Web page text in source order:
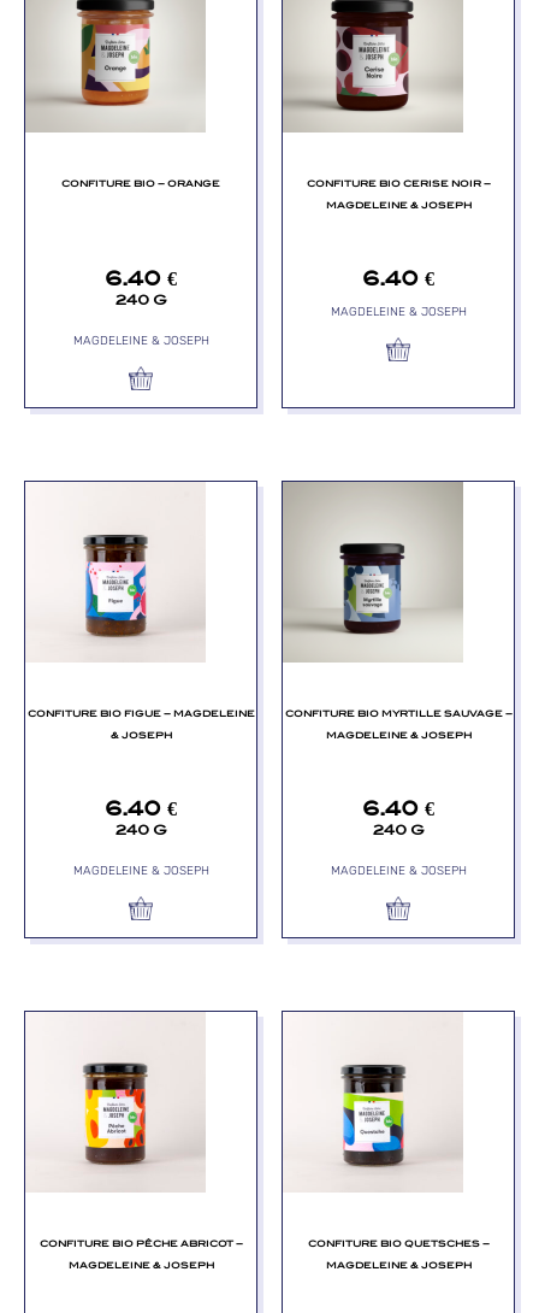
CONFITURE BIO – ORANGE
6.40 €
240 G
MAGDELEINE & JOSEPH
CONFITURE BIO CERISE NOIR –
MAGDELEINE & JOSEPH
6.40 €
MAGDELEINE & JOSEPH
CONFITURE BIO FIGUE – MAGDELEINE
& JOSEPH
6.40 €
240 G
MAGDELEINE & JOSEPH
CONFITURE BIO MYRTILLE SAUVAGE –
MAGDELEINE & JOSEPH
6.40 €
240 G
MAGDELEINE & JOSEPH
CONFITURE BIO PÊCHE ABRICOT –
MAGDELEINE & JOSEPH
CONFITURE BIO QUETSCHES –
MAGDELEINE & JOSEPH